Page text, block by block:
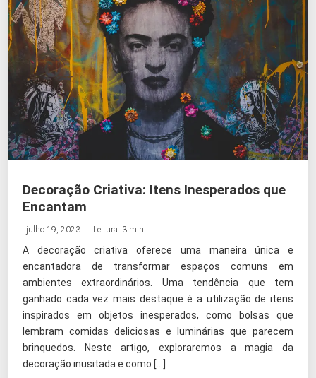
Decoração Criativa: Itens Inesperados que
Encantam
julho 19, 2023 Leitura: 3 min
A decoração criativa oferece uma maneira única e
encantadora de transformar espaços comuns em
ambientes extraordinários. Uma tendência que tem
ganhado cada vez mais destaque é a utilização de itens
inspirados em objetos inesperados, como bolsas que
lembram comidas deliciosas e luminárias que parecem
brinquedos. Neste artigo, exploraremos a magia da
decoração inusitada e como […]